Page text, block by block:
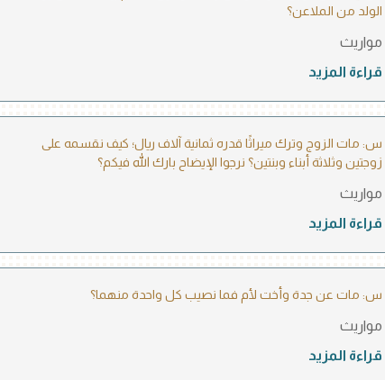
الولد من الملاعن؟
مواريث
قراءة المزيد
س: مات الزوج وترك ميراثًا قدره ثمانية آلاف ريال؛ كيف نقسمه على
زوجتين وثلاثة أبناء وبنتين؟ نرجوا الإيضاح بارك الله فيكم؟
مواريث
قراءة المزيد
س: مات عن جدة وأخت لأم فما نصيب كل واحدة منهما؟
مواريث
قراءة المزيد